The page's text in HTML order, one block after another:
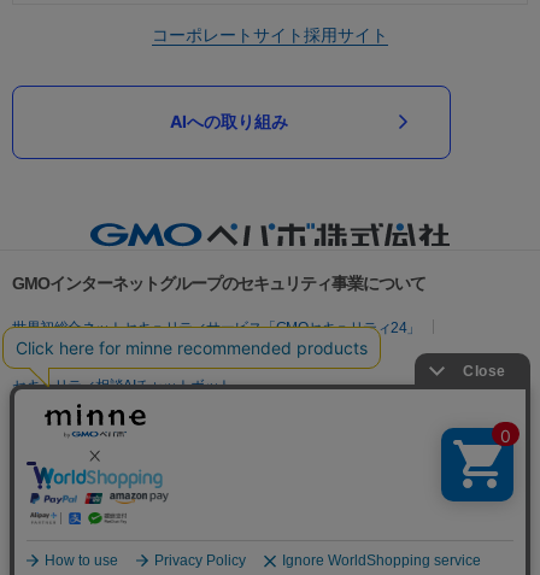
コーポレートサイト採用サイト
AIへの取り組み
GMOインターネットグループのセキュリティ事業について
世界初総合ネットセキュリティサービス「GMOセキュリティ24」
パスワード漏洩診断
Webサイトリスク診断
セキュリティ相談AIチャットボット
実在証明・盗聴対策
サイバー攻撃対策（GMO Flatt Security）
セキュリティ事業の軌跡